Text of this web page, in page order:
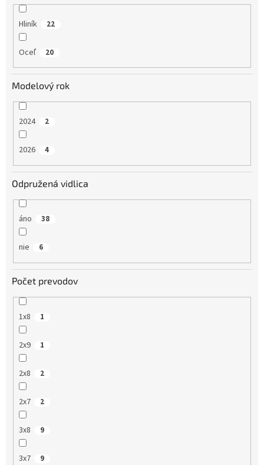
Hliník 22
Oceľ 20
Modelový rok
2024 2
2026 4
Odpružená vidlica
áno 38
nie 6
Počet prevodov
1x8 1
2x9 1
2x8 2
2x7 2
3x8 9
3x7 9